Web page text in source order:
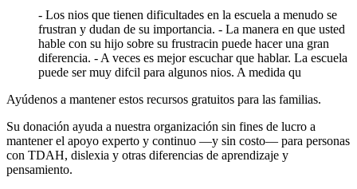
- Los nios que tienen dificultades en la escuela a menudo se
frustran y dudan de su importancia. - La manera en que usted
hable con su hijo sobre su frustracin puede hacer una gran
diferencia. - A veces es mejor escuchar que hablar. La escuela
puede ser muy difcil para algunos nios. A medida qu
Ayúdenos a mantener estos recursos gratuitos para las familias.
Su donación ayuda a nuestra organización sin fines de lucro a
mantener el apoyo experto y continuo —y sin costo— para personas
con TDAH, dislexia y otras diferencias de aprendizaje y
pensamiento.